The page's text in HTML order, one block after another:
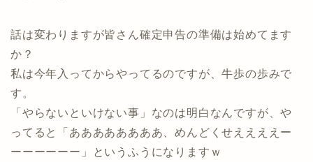
話は変わりますが皆さん確定申告の準備は始めてます
か？
私は今年入ってからやってるのですが、牛歩の歩みで
す。
「やらないといけない事」なのは明白なんですが、や
ってると「ああああああああ、めんどくせええええー
ーーーーーー」というふうになりますｗ